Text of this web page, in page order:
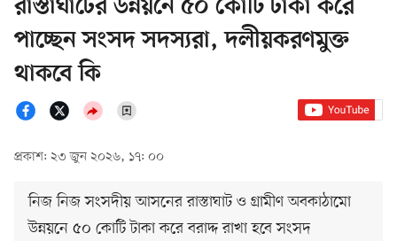
রাস্তাঘাটের উন্নয়নে ৫০ কোটি টাকা করে
পাচ্ছেন সংসদ সদস্যরা, দলীয়করণমুক্ত
থাকবে কি
প্রকাশ: ২৩ জুন ২০২৬, ১৭: ০০
নিজ নিজ সংসদীয় আসনের রাস্তাঘাট ও গ্রামীণ অবকাঠামো
উন্নয়নে ৫০ কোটি টাকা করে বরাদ্দ রাখা হবে সংসদ